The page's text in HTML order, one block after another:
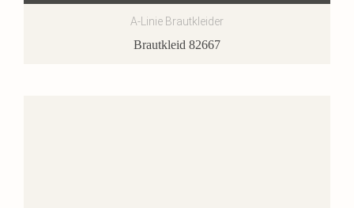
A-Linie Brautkleider
Brautkleid 82667